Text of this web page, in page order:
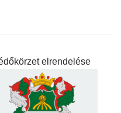
elrendelése